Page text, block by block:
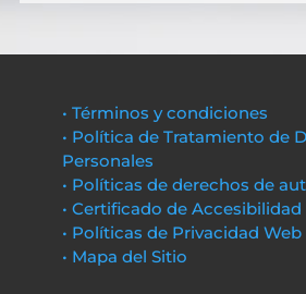
• Términos y condiciones
• Política de Tratamiento de
Personales
• Políticas de derechos de
• Certificado de Accesibilidad
• Políticas de Privacidad Web
• Mapa del Sitio